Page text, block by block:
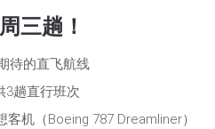
三趟！
待的直飞航线
3趟直行班次
机（Boeing 787 Dreamliner）